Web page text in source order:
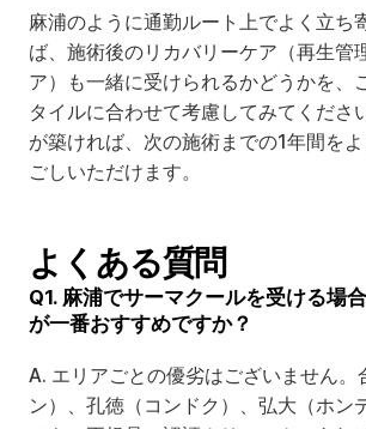
麻浦のように通勤ルート上でよく立ち
ば、施術後のリカバリーケア（再生管
ア）も一緒に受けられるかどうかを、
タイルに合わせて考慮してみてくださ
が築ければ、次の施術までの1年間を
ごしいただけます。
よくある質問
Q1. 麻浦でサーマクールを受ける場
が一番おすすめですか？
A. エリアごとの優劣はございません。
ン）、孔徳（コンドク）、弘大（ホン